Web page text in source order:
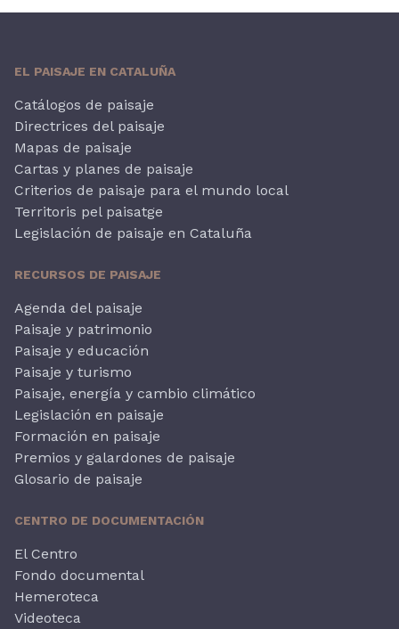
EL PAISAJE EN CATALUÑA
Catálogos de paisaje
Directrices del paisaje
Mapas de paisaje
Cartas y planes de paisaje
Criterios de paisaje para el mundo local
Territoris pel paisatge
Legislación de paisaje en Cataluña
RECURSOS DE PAISAJE
Agenda del paisaje
Paisaje y patrimonio
Paisaje y educación
Paisaje y turismo
Paisaje, energía y cambio climático
Legislación en paisaje
Formación en paisaje
Premios y galardones de paisaje
Glosario de paisaje
CENTRO DE DOCUMENTACIÓN
El Centro
Fondo documental
Hemeroteca
Videoteca